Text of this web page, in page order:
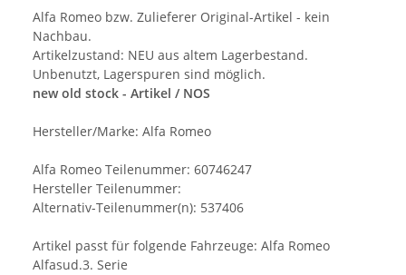
Alfa Romeo bzw. Zulieferer Original-Artikel - kein
Nachbau.
Artikelzustand: NEU aus altem Lagerbestand.
Unbenutzt, Lagerspuren sind möglich.
new old stock - Artikel / NOS
Hersteller/Marke: Alfa Romeo
Alfa Romeo Teilenummer: 60746247
Hersteller Teilenummer:
Alternativ-Teilenummer(n): 537406
Artikel passt für folgende Fahrzeuge: Alfa Romeo
Alfasud.3. Serie